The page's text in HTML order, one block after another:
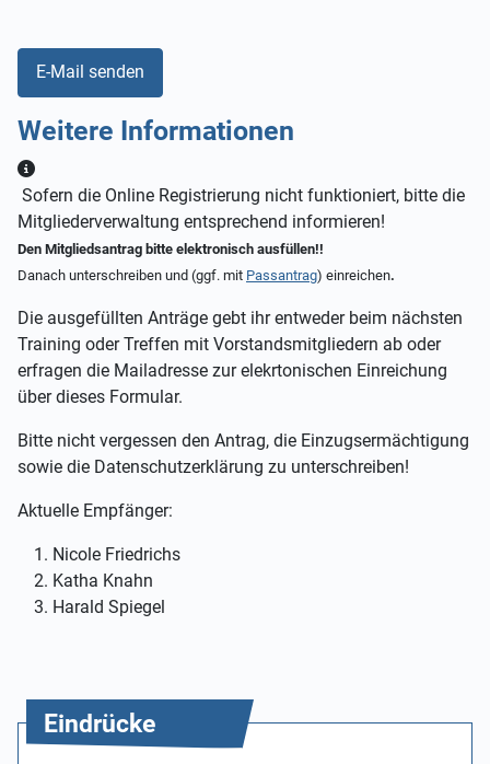
E-Mail senden
Weitere Informationen
Weitere Informationen
Sofern die Online Registrierung nicht funktioniert, bitte die
Mitgliederverwaltung entsprechend informieren!
Den Mitgliedsantrag bitte elektronisch ausfüllen!!
Danach unterschreiben und (ggf. mit Passantrag) einreichen.
Die ausgefüllten Anträge gebt ihr entweder beim nächsten
Training oder Treffen mit Vorstandsmitgliedern ab oder
erfragen die Mailadresse zur elekrtonischen Einreichung
über dieses Formular.
Bitte nicht vergessen den Antrag, die Einzugsermächtigung
sowie die Datenschutzerklärung zu unterschreiben!
Aktuelle Empfänger:
Nicole Friedrichs
Katha Knahn
Harald Spiegel
Eindrücke